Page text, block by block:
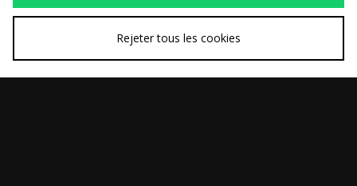
Rejeter tous les cookies